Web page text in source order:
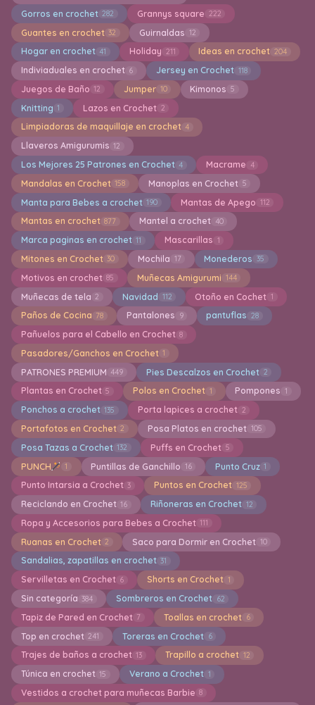
Gorros en crochet 282 Grannys square 222
Guantes en crochet 32 Guirnaldas 12
Hogar en crochet 41 Holiday 211 Ideas en crochet 204
Indiviaduales en crochet 6 Jersey en Crochet 118
Juegos de Baño 12 Jumper 10 Kimonos 5
Knitting 1 Lazos en Crochet 2
Limpiadoras de maquillaje en crochet 4
Llaveros Amigurumis 12
Los Mejores 25 Patrones en Crochet 4 Macrame 4
Mandalas en Crochet 158 Manoplas en Crochet 5
Manta para Bebes a crochet 190 Mantas de Apego 112
Mantas en crochet 877 Mantel a crochet 40
Marca paginas en crochet 11 Mascarillas 1
Mitones en Crochet 30 Mochila 17 Monederos 35
Motivos en crochet 85 Muñecas Amigurumi 144
Muñecas de tela 2 Navidad 112 Otoño en Cochet 1
Paños de Cocina 78 Pantalones 9 pantuflas 28
Pañuelos para el Cabello en Crochet 8
Pasadores/Ganchos en Crochet 1
PATRONES PREMIUM 449 Pies Descalzos en Crochet 2
Plantas en Crochet 5 Polos en Crochet 1 Pompones 1
Ponchos a crochet 135 Porta lapices a crochet 2
Portafotos en Crochet 2 Posa Platos en crochet 105
Posa Tazas a Crochet 132 Puffs en Crochet 5
PUNCH 1 Puntillas de Ganchillo 16 Punto Cruz 1
Punto Intarsia a Crochet 3 Puntos en Crochet 125
Reciclando en Crochet 16 Riñoneras en Crochet 12
Ropa y Accesorios para Bebes a Crochet 111
Ruanas en Crochet 2 Saco para Dormir en Crochet 10
Sandalias, zapatillas en crochet 31
Servilletas en Crochet 6 Shorts en Crochet 1
Sin categoría 384 Sombreros en Crochet 62
Tapiz de Pared en Crochet 7 Toallas en crochet 6
Top en crochet 241 Toreras en Crochet 6
Trajes de baños a crochet 13 Trapillo a crochet 12
Túnica en crochet 15 Verano a Crochet 1
Vestidos a crochet para muñecas Barbie 8